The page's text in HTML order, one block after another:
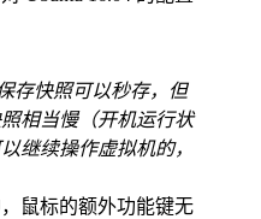
存快照可以秒存，但
相当慢（开机运行状
继续操作虚拟机的，
鼠标的额外功能键无